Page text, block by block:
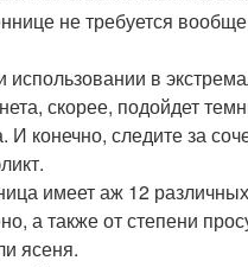
не требуется
в
скорее, подойдет
конечно, следите за
имеет аж 12
а также от степени
ясеня.